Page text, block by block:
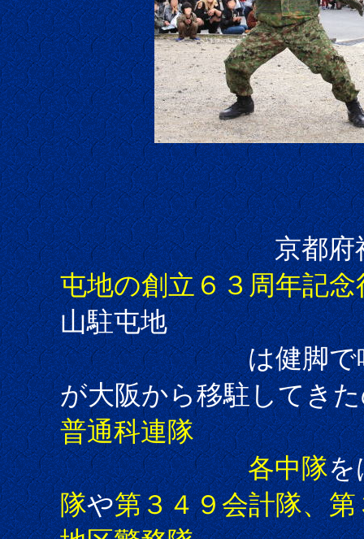
京都府福知山
屯地の創立６３周年記念
山駐屯地
は健脚で鳴
が大阪から移駐してき
普通科連隊
各中隊を
隊や第３４９会計隊、